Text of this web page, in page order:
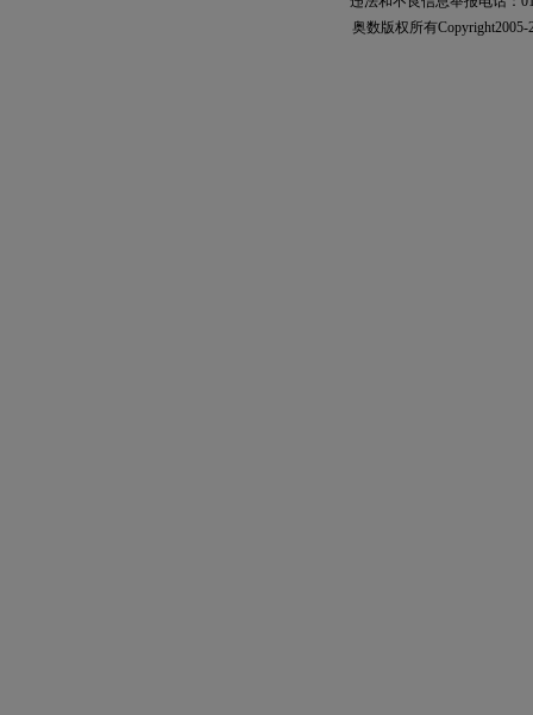
奥数 版权所有Copyright2005-